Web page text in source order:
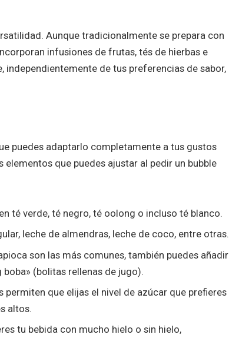
Aunque tradicionalmente se prepara con
infusiones de frutas, tés de hierbas e
de tus preferencias de sabor,
puedes adaptarlo completamente a tus gustos
que puedes ajustar al pedir un bubble
té verde, té negro, té oolong o incluso té blanco.
leche de almendras, leche de coco, entre otras.
son las más comunes, también puedes añadir
(bolitas rellenas de jugo).
permiten que elijas el nivel de azúcar que prefieres
altos.
tu bebida con mucho hielo o sin hielo,